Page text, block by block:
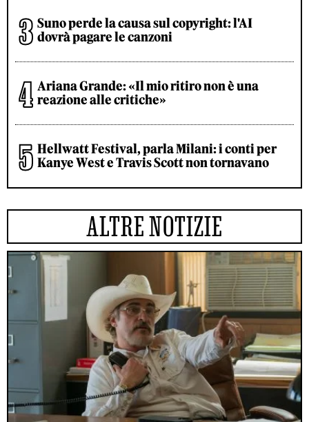
Suno perde la causa sul copyright: l'AI
dovrà pagare le canzoni
Ariana Grande: «Il mio ritiro non è una
reazione alle critiche»
Hellwatt Festival, parla Milani: i conti per
Kanye West e Travis Scott non tornavano
ALTRE NOTIZIE